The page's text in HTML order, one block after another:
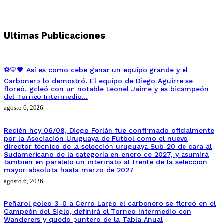
Ultimas Publicaciones
⚽💛🖤 Así es como debe ganar un equipo grande y el
Carbonero lo demostró. El equipo de Diego Aguirre se
floreó, goleó con un notable Leonel Jaime y es bicampeón
del Torneo Intermedio…
agosto 6, 2026
Recién hoy 06/08, Diego Forlán fue confirmado oficialmente
por la Asociación Uruguaya de Fútbol como el nuevo
director técnico de la selección uruguaya Sub-20 de cara al
Sudamericano de la categoría en enero de 2027, y asumirá
también en paralelo un interinato al frente de la selección
mayor absoluta hasta marzo de 2027
agosto 6, 2026
Peñarol goleo 3-0 a Cerro Largo el carbonero se floreó en el
Campeón del Siglo, definirá el Torneo Intermedio con
Wanderers y quedo puntero de la Tabla Anual